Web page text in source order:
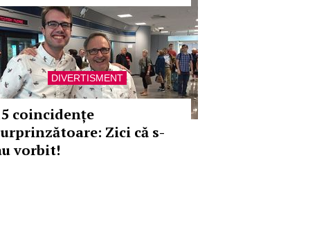
DIVERTISMENT
coincidențe
Zici că s-
vorbit!